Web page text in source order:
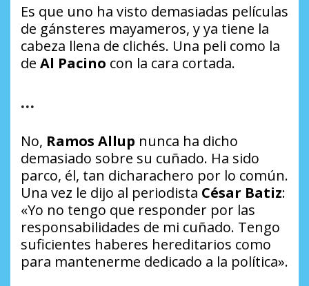
Es que uno ha visto demasiadas películas
de gánsteres mayameros, y ya tiene la
cabeza llena de clichés. Una peli como la
de Al Pacino con la cara cortada.
…
No, Ramos Allup nunca ha dicho
demasiado sobre su cuñado. Ha sido
parco, él, tan dicharachero por lo común.
Una vez le dijo al periodista César Batiz:
«Yo no tengo que responder por las
responsabilidades de mi cuñado. Tengo
suficientes haberes hereditarios como
para mantenerme dedicado a la política».